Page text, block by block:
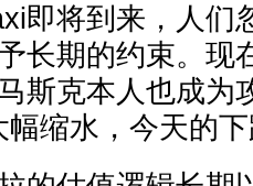
即将到来，人们
长期的约束。现
斯克本人也成为
幅缩水，今天的